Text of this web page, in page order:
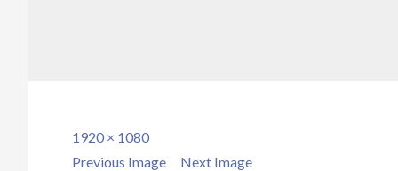
Full
size
1920 × 1080
Previous Image
Next Image